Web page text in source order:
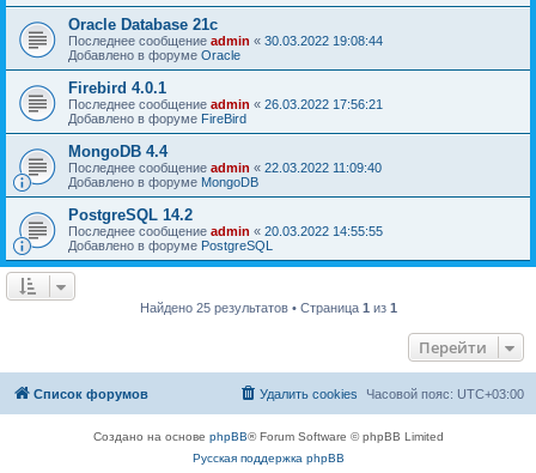
Oracle Database 21c
Последнее сообщение admin « 30.03.2022 19:08:44
Добавлено в форуме Oracle
Firebird 4.0.1
Последнее сообщение admin « 26.03.2022 17:56:21
Добавлено в форуме FireBird
MongoDB 4.4
Последнее сообщение admin « 22.03.2022 11:09:40
Добавлено в форуме MongoDB
PostgreSQL 14.2
Последнее сообщение admin « 20.03.2022 14:55:55
Добавлено в форуме PostgreSQL
Найдено 25 результатов • Страница 1 из 1
Перейти
Список форумов Часовой пояс: UTC+03:00
Удалить cookies
Создано на основе phpBB® Forum Software © phpBB Limited
Русская поддержка phpBB